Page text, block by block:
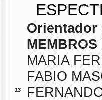
13
Orientador
MARIA
FABIO